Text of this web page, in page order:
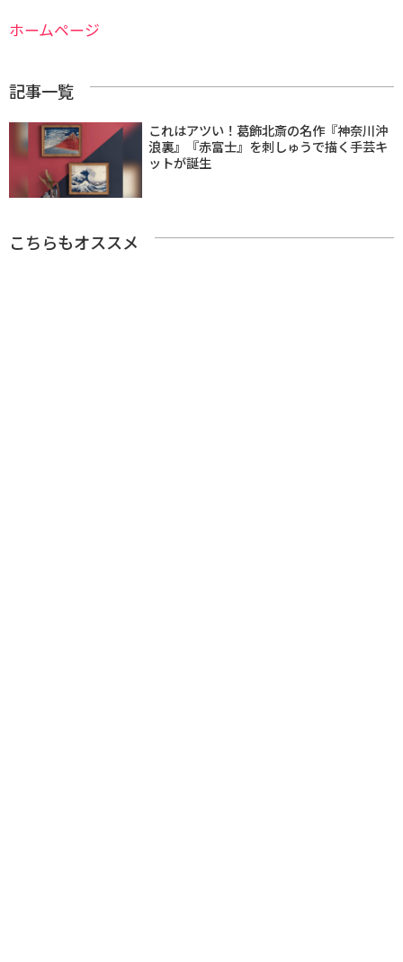
ホームページ
記事一覧
これはアツい！葛飾北斎の名作『神奈川沖
浪裏』『赤富士』を刺しゅうで描く手芸キ
ットが誕生
こちらもオススメ